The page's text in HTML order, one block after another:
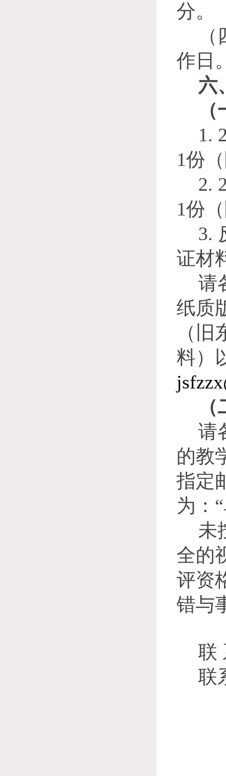
分。
作日
六
1.
1份
2.
1份
3.
证材
请
纸质
（
料）
请
的教
指定
为：
未
全的
评资
错与
联
联